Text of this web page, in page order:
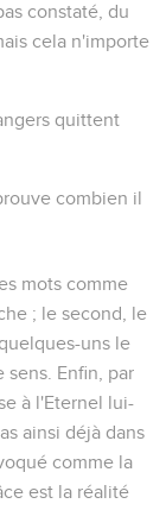
constaté, du
cela n'importe
quittent
combien il
mots comme
; le second, le
quelques-uns le
sens. Enfin, par
à l'Eternel lui-
ainsi déjà dans
comme la
est la réalité